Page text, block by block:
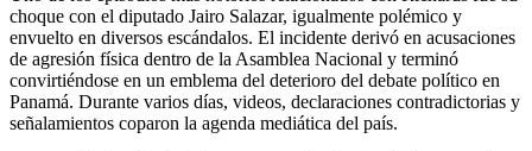
choque con el diputado Jairo Salazar, igualmente polémico y
envuelto en diversos escándalos. El incidente derivó en acusaciones
de agresión física dentro de la Asamblea Nacional y terminó
convirtiéndose en un emblema del deterioro del debate político en
Panamá. Durante varios días, videos, declaraciones contradictorias y
señalamientos coparon la agenda mediática del país.